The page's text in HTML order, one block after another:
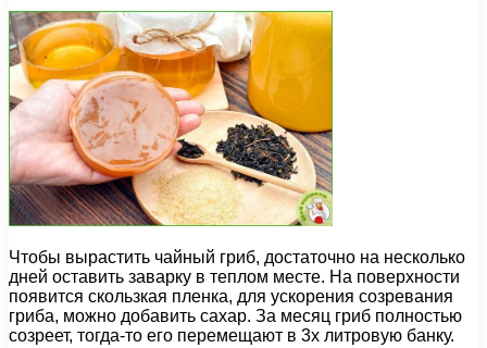
Чтобы вырастить чайный гриб, достаточно на несколько
дней оставить заварку в теплом месте. На поверхности
появится скользкая пленка, для ускорения созревания
гриба, можно добавить сахар. За месяц гриб полностью
созреет, тогда-то его перемещают в 3х литровую банку.